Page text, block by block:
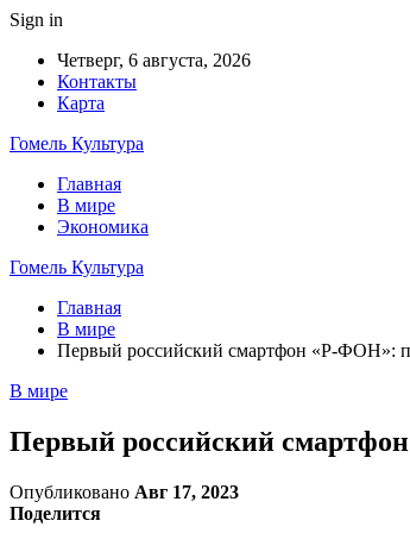
Sign in
Четверг, 6 августа, 2026
Контакты
Карта
Гомель Культура
Главная
В мире
Экономика
Гомель Культура
Главная
В мире
Первый российский смартфон «Р-ФОН»:
В мире
Первый российский
Опубликовано Авг 17, 2023
Поделится